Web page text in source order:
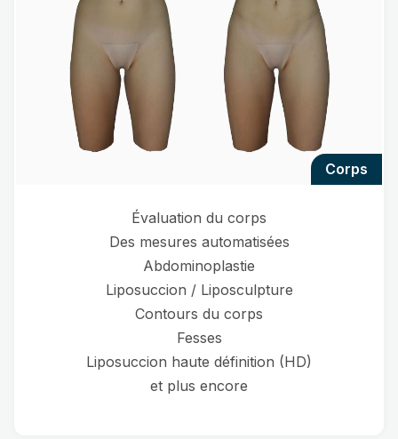
corps
Évaluation du corps
Des mesures automatisées
Abdominoplastie
Liposuccion / Liposculpture
Contours du corps
Fesses
Liposuccion haute définition (HD)
et plus encore